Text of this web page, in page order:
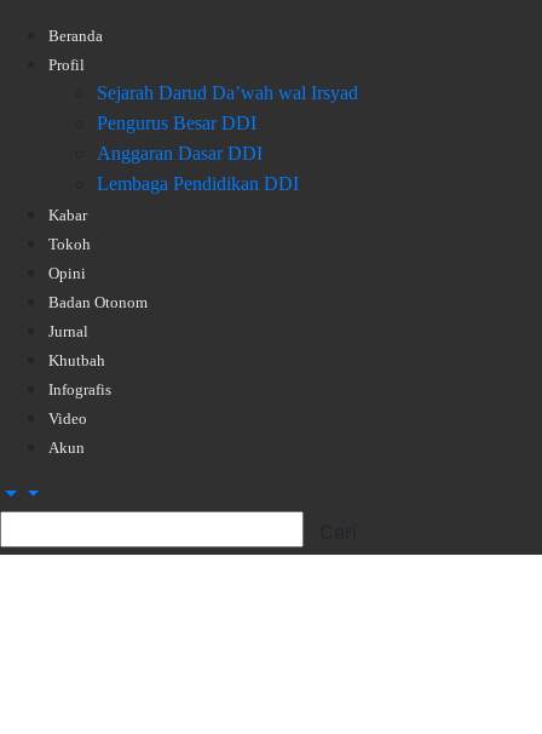
Beranda
Profil
Sejarah Darud Da’wah wal Irsyad
Pengurus Besar DDI
Anggaran Dasar DDI
Lembaga Pendidikan DDI
Kabar
Tokoh
Opini
Badan Otonom
Jurnal
Khutbah
Infografis
Video
Akun